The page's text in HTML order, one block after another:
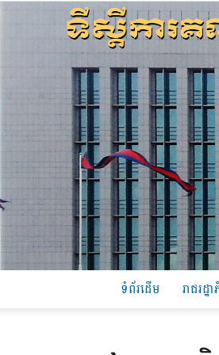
ទំព័រដើម រាជរដ្